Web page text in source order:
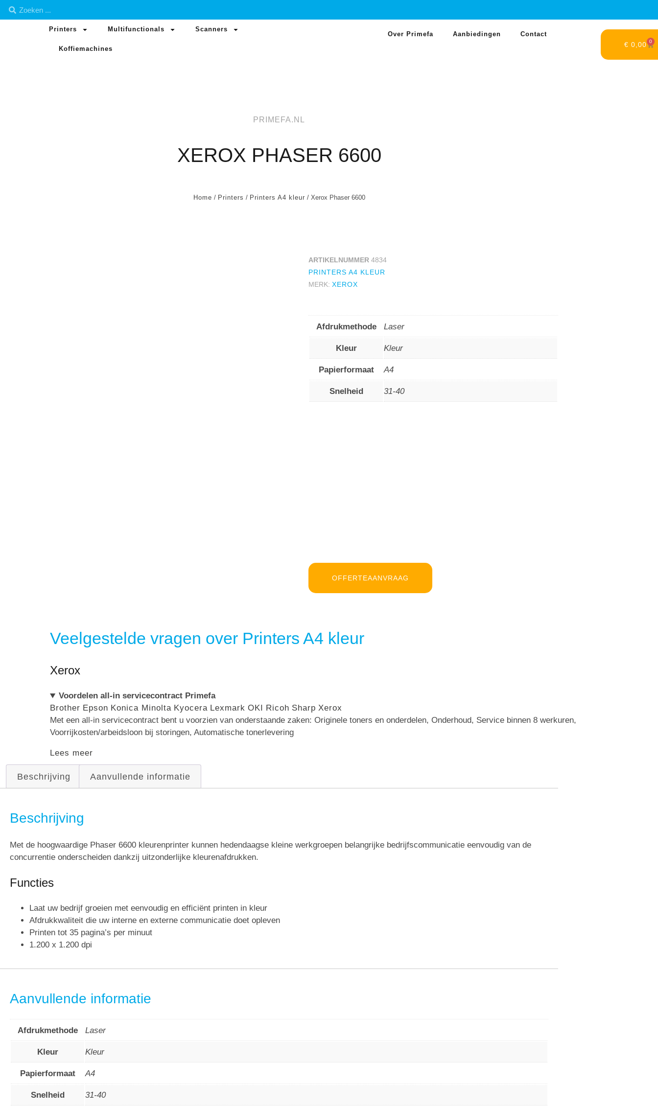
Printers Multifunctionals Scanners
Koffiemachines
Over Primefa Aanbiedingen Contact
€ 0,00 0
PRIMEFA.NL
XEROX PHASER 6600
Home / Printers / Printers A4 kleur / Xerox Phaser 6600
ARTIKELNUMMER 4834
PRINTERS A4 KLEUR
MERK: XEROX
Afdrukmethode Laser
Kleur Kleur
Papierformaat A4
Snelheid 31-40
OFFERTEAANVRAAG
Veelgestelde vragen over Printers A4 kleur
Xerox
Voordelen all-in servicecontract Primefa
Brother Epson Konica Minolta Kyocera Lexmark OKI Ricoh Sharp Xerox
Met een all-in servicecontract bent u voorzien van onderstaande zaken: Originele toners en onderdelen, Onderhoud, Service binnen 8 werkuren,
Voorrijkosten/arbeidsloon bij storingen, Automatische tonerlevering
Lees meer
Beschrijving Aanvullende informatie
Beschrijving
Met de hoogwaardige Phaser 6600 kleurenprinter kunnen hedendaagse kleine werkgroepen belangrijke bedrijfscommunicatie eenvoudig van de
concurrentie onderscheiden dankzij uitzonderlijke kleurenafdrukken.
Functies
Laat uw bedrijf groeien met eenvoudig en efficiënt printen in kleur
Afdrukkwaliteit die uw interne en externe communicatie doet opleven
Printen tot 35 pagina’s per minuut
1.200 x 1.200 dpi
Aanvullende informatie
Afdrukmethode Laser
Kleur Kleur
Papierformaat A4
Snelheid 31-40